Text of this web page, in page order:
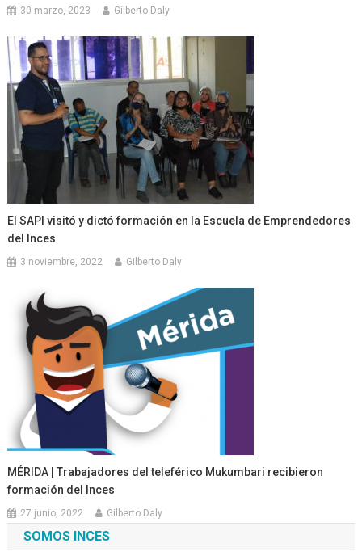
30 marzo, 2023 Gilberto Daly
El SAPI visitó y dictó formación en la Escuela de Emprendedores
del Inces
3 noviembre, 2022 Gilberto Daly
MÉRIDA | Trabajadores del teleférico Mukumbari recibieron
formación del Inces
27 junio, 2022 Gilberto Daly
SOMOS INCES